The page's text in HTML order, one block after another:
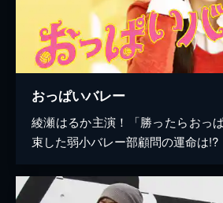
おっぱいバレー
綾瀬はるか主演！「勝ったらおっ
束した弱小バレー部顧問の運命は!?